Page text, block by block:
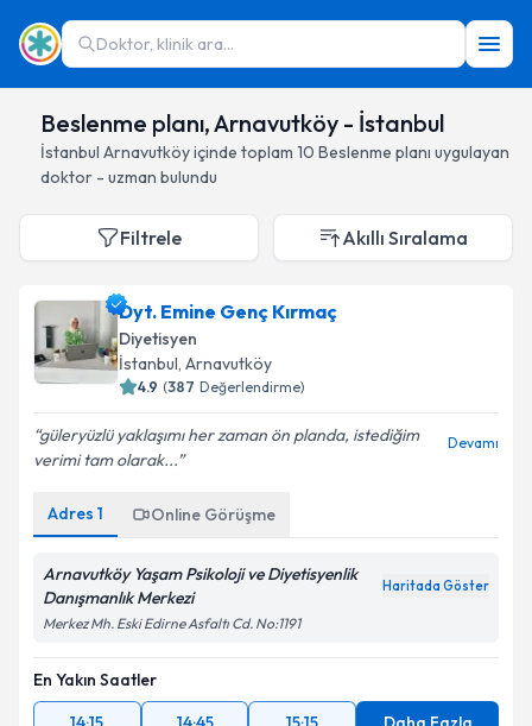
Doktor, klinik ara...
Beslenme planı, Arnavutköy - İstanbul
İstanbul Arnavutköyiçinde toplam 10 Beslenme planı uygulayan
doktor - uzman bulundu
Filtrele Akıllı Sıralama
Dyt. Emine Genç Kırmaç
Diyetisyen
İstanbul, Arnavutköy
4.9 (387 Değerlendirme)
güleryüzlü yaklaşımı her zaman ön planda, istediğim
verimi tam olarak...
Devamı
Adres 1 Online Görüşme
Arnavutköy Yaşam Psikoloji ve Diyetisyenlik
Danışmanlık Merkezi
Haritada Göster
Merkez Mh. Eski Edirne Asfaltı Cd. No:1191
En Yakın Saatler